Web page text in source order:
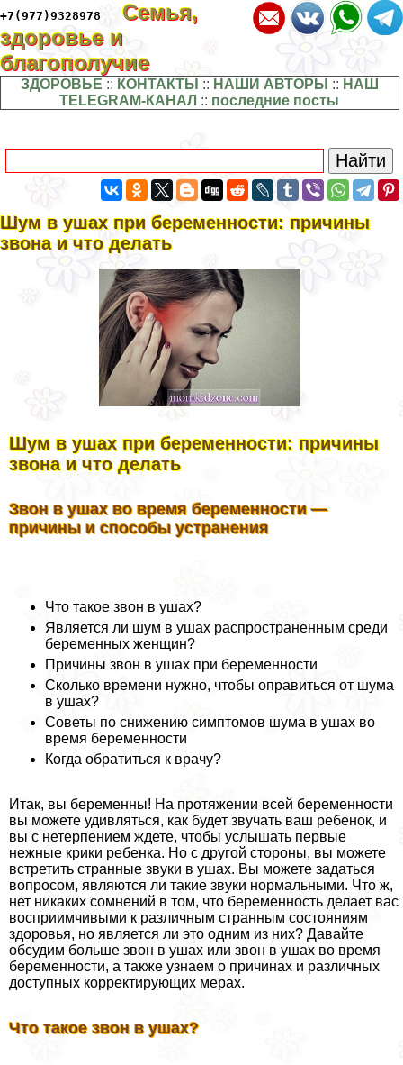
+7(977)9328978
Семья,
здоровье и
благополучие
ЗДОРОВЬЕ :: КОНТАКТЫ :: НАШИ АВТОРЫ :: НАШ
TELEGRAM-КАНАЛ :: последние посты
Шум в ушах при беременности: причины
звона и что делать
Шум в ушах при беременности: причины
звона и что делать
Звон в ушах во время беременности —
причины и способы устранения
Что такое звон в ушах?
Является ли шум в ушах распространенным среди
беременных женщин?
Причины звон в ушах при беременности
Сколько времени нужно, чтобы оправиться от шума
в ушах?
Советы по снижению симптомов шума в ушах во
время беременности
Когда обратиться к врачу?
Итак, вы беременны! На протяжении всей беременности
вы можете удивляться, как будет звучать ваш ребенок, и
вы с нетерпением ждете, чтобы услышать первые
нежные крики ребенка. Но с другой стороны, вы можете
встретить странные звуки в ушах. Вы можете задаться
вопросом, являются ли такие звуки нормальными. Что ж,
нет никаких сомнений в том, что беременность делает вас
восприимчивыми к различным странным состояниям
здоровья, но является ли это одним из них? Давайте
обсудим больше звон в ушах или звон в ушах во время
беременности, а также узнаем о причинах и различных
доступных корректирующих мерах.
Что такое звон в ушах?